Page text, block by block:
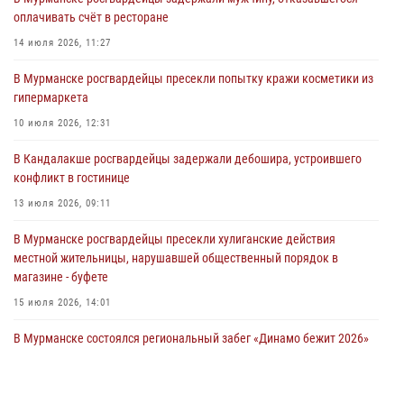
Сотрудники Росгвардии провели инструктаж по
антитеррористической защищенности для членов избирательных
31 июля 2026, 08:48 3
Сотрудники Росгвардии задержали мужчину, не оплатившего счет в
30 июля 2026, 14:09
В Управлении Росгвардии по Мурманской области прошло пожарно-
30 июля 2026, 14:05
оплачивать счёт в ресторане
14 июля 2026, 11:27
В Мурманске росгвардейцы пресекли попытку кражи косметики из
гипермаркета
10 июля 2026, 12:31
В Кандалакше росгвардейцы задержали дебошира, устроившего
конфликт в гостинице
13 июля 2026, 09:11
В Мурманске росгвардейцы пресекли хулиганские действия
местной жительницы, нарушавшей общественный порядок в
магазине - буфете
15 июля 2026, 14:01
В Мурманске состоялся региональный забег «Динамо бежит 2026»